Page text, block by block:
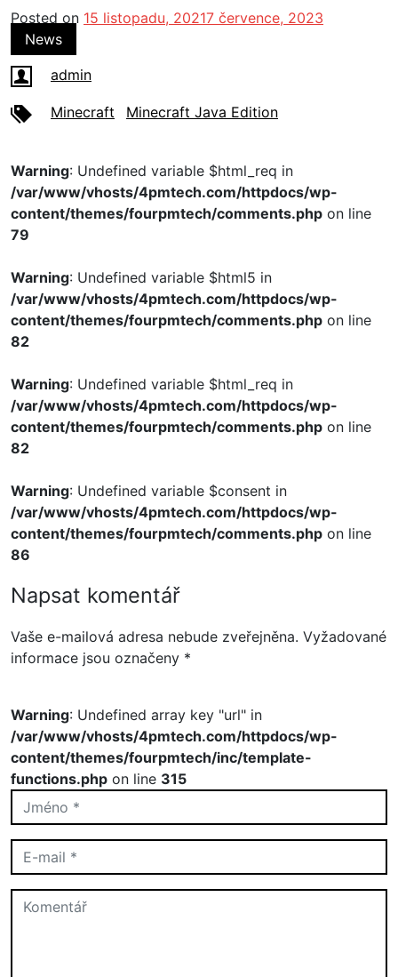
Posted on 15 listopadu, 20217 července, 2023
News
admin
Minecraft Minecraft Java Edition
Warning: Undefined variable $html_req in
/var/www/vhosts/4pmtech.com/httpdocs/wp-
content/themes/fourpmtech/comments.php on line
79
Warning: Undefined variable $html5 in
/var/www/vhosts/4pmtech.com/httpdocs/wp-
content/themes/fourpmtech/comments.php on line
82
Warning: Undefined variable $html_req in
/var/www/vhosts/4pmtech.com/httpdocs/wp-
content/themes/fourpmtech/comments.php on line
82
Warning: Undefined variable $consent in
/var/www/vhosts/4pmtech.com/httpdocs/wp-
content/themes/fourpmtech/comments.php on line
86
Napsat komentář
Vaše e-mailová adresa nebude zveřejněna. Vyžadované
informace jsou označeny *
Warning: Undefined array key "url" in
/var/www/vhosts/4pmtech.com/httpdocs/wp-
content/themes/fourpmtech/inc/template-
functions.php on line 315